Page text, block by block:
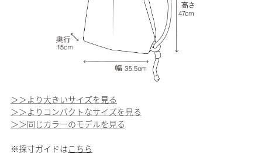
＞＞より大きいサイズを見る
＞＞よりコンパクトなサイズを見る
＞＞同じカラーのモデルを見る
※採寸ガイドはこちら